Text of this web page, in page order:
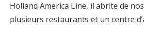
Holland America Line, il abrite de
plusieurs restaurants et un centre